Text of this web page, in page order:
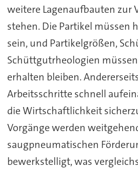
weitere Lagenaufbauten zur
stehen. Die Partikel müssen
sein, und Partikelgrößen,
Schüttgutrheologien
erhalten bleiben.
Arbeitsschritte schnell
die Wirtschaftlichkeit
Vorgänge werden
saugpneumatischen
bewerkstelligt, was